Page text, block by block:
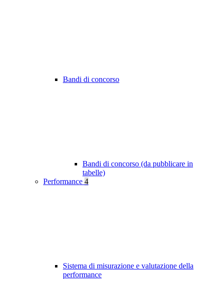
Bandi di concorso
Bandi di concorso (da pubblicare in
tabelle)
Performance 4
Sistema di misurazione e valutazione della
performance